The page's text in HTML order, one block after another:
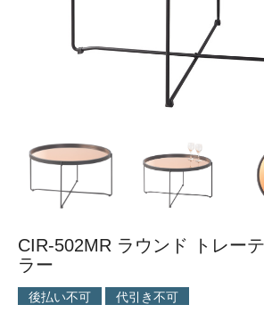
CIR-502MR ラウンド トレー
ラー
後払い不可 代引き不可